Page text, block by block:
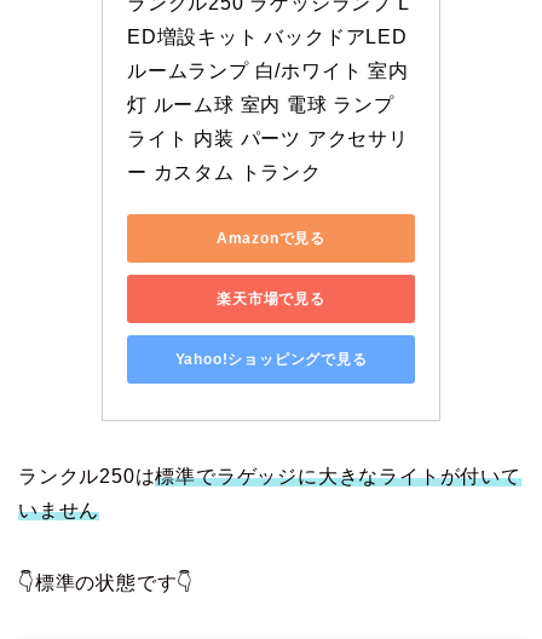
ED増設キット バックドアLED
ルームランプ 白/ホワイト 室内
灯 ルーム球 室内 電球 ランプ
ライト 内装 パーツ アクセサリ
ー カスタム トランク
Amazonで見る
楽天市場で見る
Yahoo!ショッピングで見る
ランクル250は標準でラゲッジに大きなライトが付いて
いません
👇標準の状態です👇